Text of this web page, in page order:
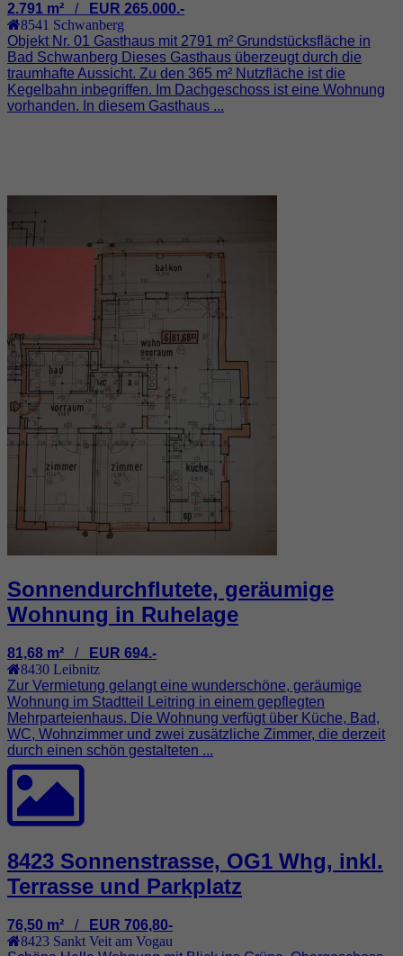
2.791 m² / EUR 265.000.-
8541 Schwanberg
Objekt Nr. 01 Gasthaus mit 2791 m² Grundstücksfläche in
Bad Schwanberg Dieses Gasthaus überzeugt durch die
traumhafte Aussicht. Zu den 365 m² Nutzfläche ist die
Kegelbahn inbegriffen. Im Dachgeschoss ist eine Wohnung
vorhanden. In diesem Gasthaus ...
Sonnendurchflutete, geräumige
Wohnung in Ruhelage
81,68 m² / EUR 694.-
8430 Leibnitz
Zur Vermietung gelangt eine wunderschöne, geräumige
Wohnung im Stadtteil Leitring in einem gepflegten
Mehrparteienhaus. Die Wohnung verfügt über Küche, Bad,
WC, Wohnzimmer und zwei zusätzliche Zimmer, die derzeit
durch einen schön gestalteten ...
8423 Sonnenstrasse, OG1 Whg, inkl.
Terrasse und Parkplatz
76,50 m² / EUR 706,80-
8423 Sankt Veit am Vogau